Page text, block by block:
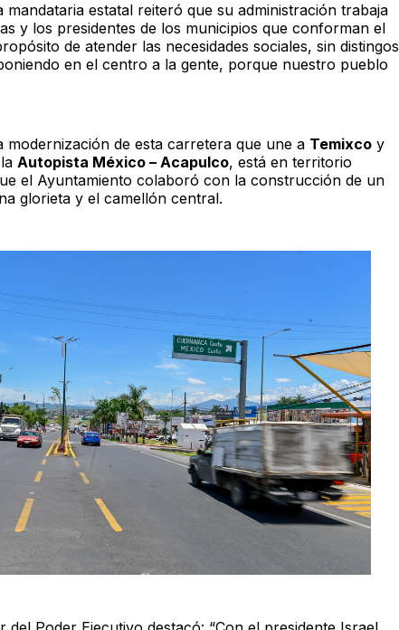
estatal reiteró que su administración trabaja
y los presidentes de los municipios que conforman el
de atender las necesidades sociales, sin distingos
en el centro a la gente, porque nuestro pueblo
modernización de esta carretera que une a Temixcoy
Autopista México – Acapulco, está en territorio
el Ayuntamiento colaboró con la construcción de un
glorieta y el camellón central.